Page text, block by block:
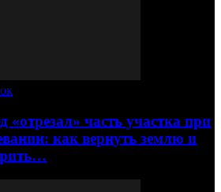
«отрезал» часть участка при
как вернуть землю и